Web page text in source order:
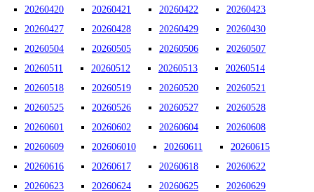
20260420
20260421 20260422
20260423
20260427
20260428 20260429
20260430
20260504
20260505 20260506
20260507
20260511
20260512 20260513
20260514
20260518
20260519 20260520
20260521
20260525
20260526 20260527
20260528
20260601
20260602 20260604
20260608
20260609
202606010 20260611
20260615
20260616
20260617 20260618
20260622
20260623
20260624 20260625
20260629